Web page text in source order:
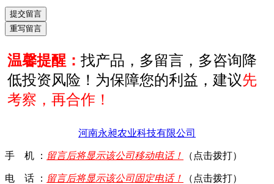
温馨提醒：找产品，多留言，多咨询降
低投资风险！为保障您的利益，建议先
考察，再合作！
河南永昶农业科技有限公司
手 机 ： 留言后将显示该公司移动电话！ （点击拨打）
电 话 ： 留言后将显示该公司固定电话！ （点击拨打）